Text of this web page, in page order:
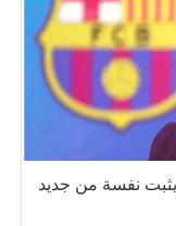
نفسة من جديد